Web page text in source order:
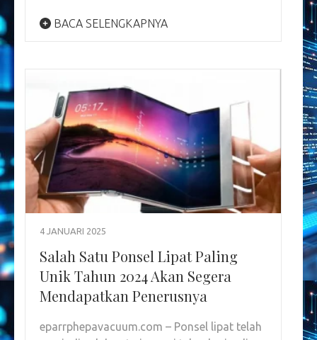
BACA SELENGKAPNYA
4 JANUARI 2025
Salah Satu Ponsel Lipat Paling
Unik Tahun 2024 Akan Segera
Mendapatkan Penerusnya
eparrphepavacuum.com – Ponsel lipat telah